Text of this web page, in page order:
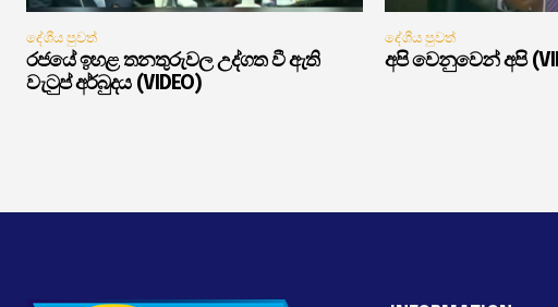
දේශීය පුවත්
රජයේ ඉහළ තනතුරුවල උද්ගත වී ඇති
වැටුප් අර්බුදය (VIDEO)
දේශීය පුවත්
අපි වෙනුවෙන් අපි